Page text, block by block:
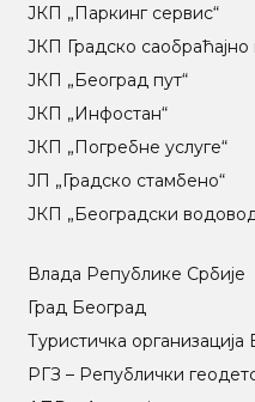
ЈКП „Паркинг сервис“
ЈКП Градско
ЈКП „Београд пут“
ЈКП „Инфостан“
ЈКП „Погребне услуге“
ЈП „Градско стамбено“
ЈКП „Београдски водовод
Влада Републике Србије
Град Београд
Туристичка организација
РГЗ – Републички